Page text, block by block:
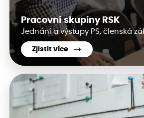
Pracovní skupiny RSK
Jednání a výstupy PS, členská
Zjistit více